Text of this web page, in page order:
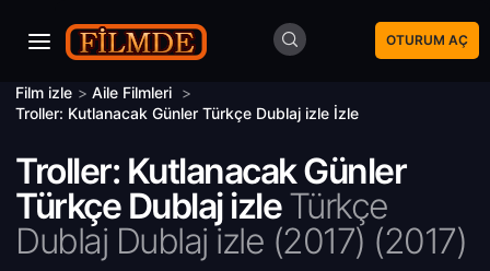
OTURUM AÇ
Film izle > Aile Filmleri >
Troller: Kutlanacak Günler Türkçe Dublaj izle İzle
Troller: Kutlanacak Günler
Türkçe Dublaj izleTürkçe
Dublaj Dublaj izle (2017) (2017)